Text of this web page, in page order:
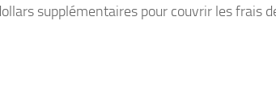
supplémentaires pour couvrir les frais